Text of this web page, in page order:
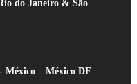
do Janeiro & São
– México DF